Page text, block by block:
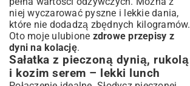
niej wyczarować pyszne i lekkie dania,
które nie dodadzą zbędnych kilogramów.
Oto moje ulubione zdrowe przepisy z
dyni na kolację.
Sałatka z pieczoną dynią, rukolą
i kozim serem – lekki lunch